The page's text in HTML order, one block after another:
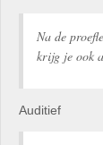
Na de
krijg je ook
Auditief